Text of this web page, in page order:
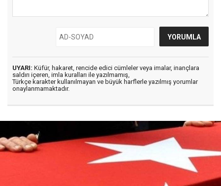
UYARI: Küfür, hakaret, rencide edici cümleler veya imalar, inançlara
saldırı içeren, imla kuralları ile yazılmamış,
Türkçe karakter kullanılmayan ve büyük harflerle yazılmış yorumlar
onaylanmamaktadır.